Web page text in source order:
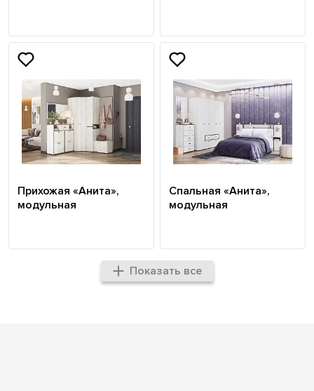
Прихожая «Анита»,
модульная
Спальная «Анита»,
модульная
Показать все